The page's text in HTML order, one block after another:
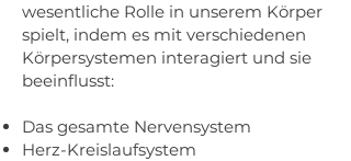
wesentliche Rolle in unserem Körper
spielt, indem es mit verschiedenen
Körpersystemen interagiert und sie
beeinflusst:
Das gesamte Nervensystem
Herz-Kreislaufsystem